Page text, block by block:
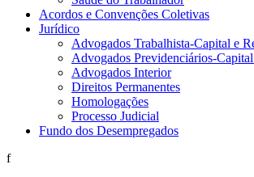
Acordos e Convenções Coletivas
Jurídico
Advogados Trabalhista-Capital e
Advogados Previdenciários-
Advogados Interior
Direitos Permanentes
Homologações
Processo Judicial
Fundo dos Desempregados
f